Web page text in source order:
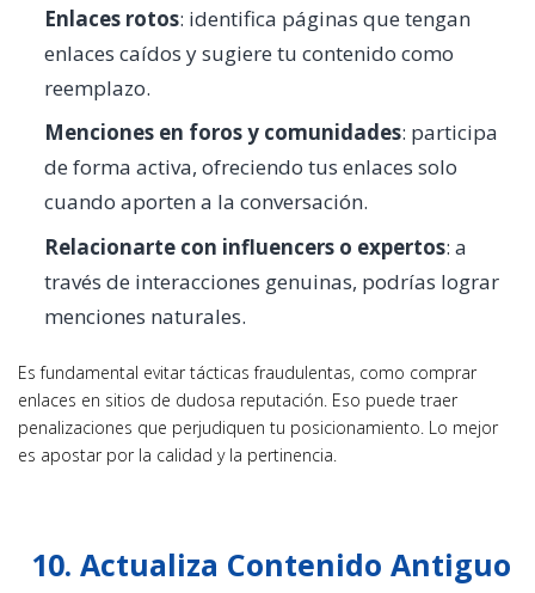
Enlaces rotos: identifica páginas que tengan
enlaces caídos y sugiere tu contenido como
reemplazo.
Menciones en foros y comunidades: participa
de forma activa, ofreciendo tus enlaces solo
cuando aporten a la conversación.
Relacionarte con influencers o expertos: a
través de interacciones genuinas, podrías lograr
menciones naturales.
Es fundamental evitar tácticas fraudulentas, como comprar
enlaces en sitios de dudosa reputación. Eso puede traer
penalizaciones que perjudiquen tu posicionamiento. Lo mejor
es apostar por la calidad y la pertinencia.
10. Actualiza Contenido Antiguo